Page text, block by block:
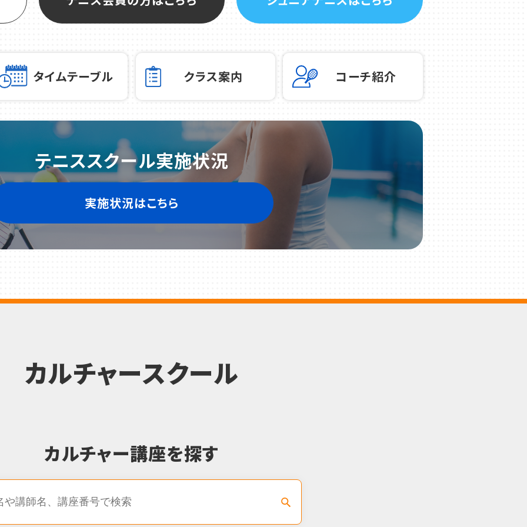
タイムテーブル クラス案内 コーチ紹介
テニススクール実施状況
実施状況はこちら
カルチャースクール